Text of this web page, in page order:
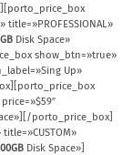
Disk Space»
show_btn=»true»
Up»
porto_price_box]
Disk Space»]